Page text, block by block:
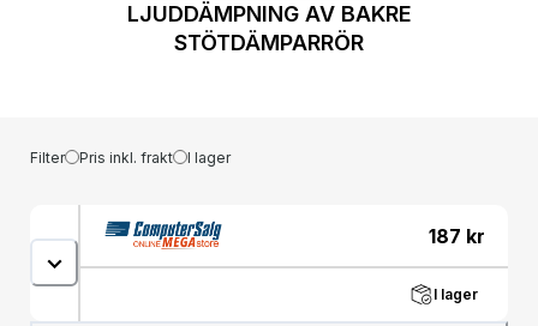
LJUDDÄMPNING AV BAKRE
STÖTDÄMPARRÖR
Filter Pris inkl. frakt I lager
187 kr
I lager